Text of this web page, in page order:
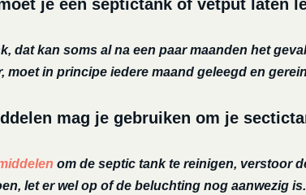
je een septictank of vetput laten
dat kan soms al na een paar maanden het
moet in principe iedere maand geleegd en
mag je gebruiken om je
om de septic tank te reinigen, verstoor
let er wel op of de beluchting nog aanwezig is.